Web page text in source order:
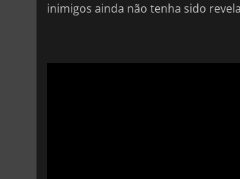
inimigos ainda não tenha sido